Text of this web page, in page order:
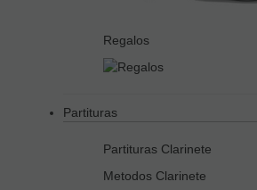
Regalos
Partituras
Partituras Clarinete
Metodos Clarinete